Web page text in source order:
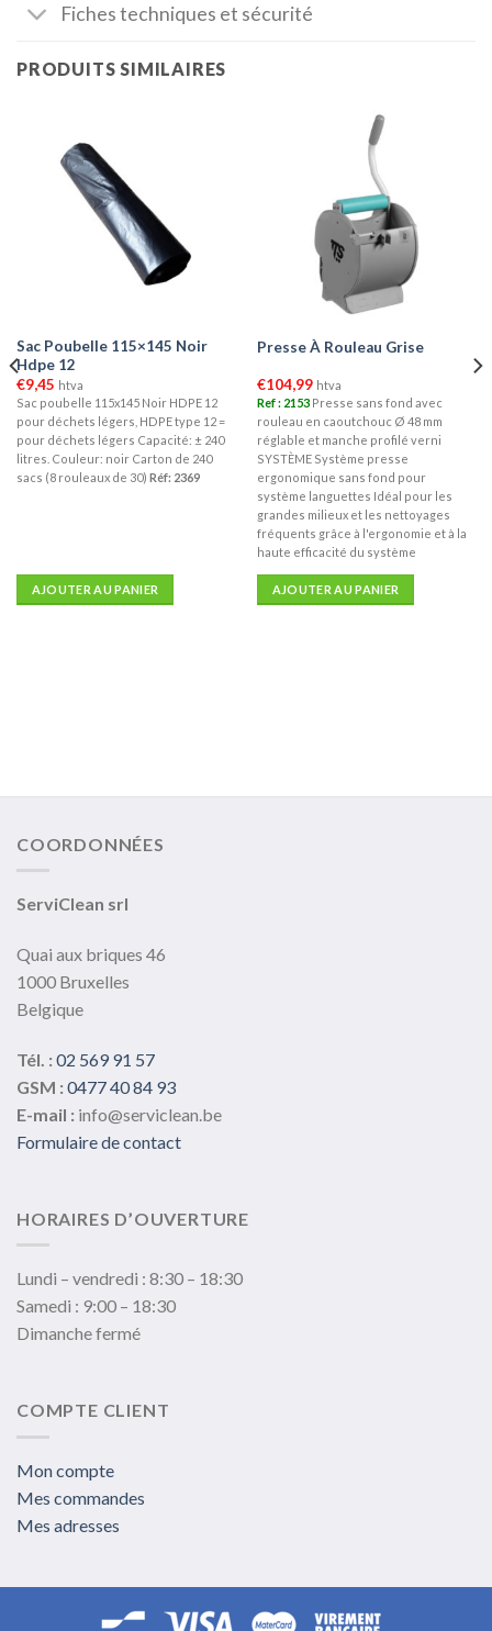
Fiches techniques et sécurité
PRODUITS SIMILAIRES
Sac Poubelle 115×145 Noir
Hdpe 12
€9,45 htva
Sac poubelle 115x145 Noir HDPE 12
pour déchets légers, HDPE type 12 =
pour déchets légers Capacité: ± 240
litres. Couleur: noir Carton de 240
sacs (8 rouleaux de 30) Réf: 2369
AJOUTER AU PANIER
Presse À Rouleau Grise
€104,99 htva
Ref : 2153Presse sans fond avec
rouleau en caoutchouc Ø 48 mm
réglable et manche profilé verni
SYSTÈME Système presse
ergonomique sans fond pour
système languettes Idéal pour les
grandes milieux et les nettoyages
fréquents grâce à l'ergonomie et à la
haute efficacité du système
AJOUTER AU PANIER
COORDONNÉES
ServiClean srl
Quai aux briques 46
1000 Bruxelles
Belgique
Tél. : 02 569 91 57
GSM : 0477 40 84 93
E-mail : info@serviclean.be
Formulaire de contact
HORAIRES D’OUVERTURE
Lundi – vendredi : 8:30 – 18:30
Samedi : 9:00 – 18:30
Dimanche fermé
COMPTE CLIENT
Mon compte
Mes commandes
Mes adresses